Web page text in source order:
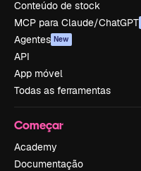
Conteúdo de stock
MCP para Claude/ChatGPT
Agentes New
API
App móvel
Todas as ferramentas
Começar
Academy
Documentação